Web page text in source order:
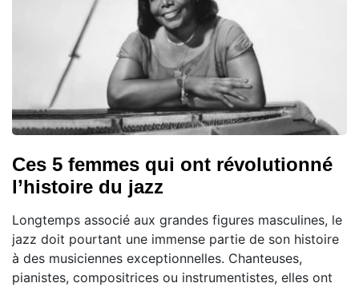
Ces 5 femmes qui ont révolutionné
l’histoire du jazz
Longtemps associé aux grandes figures masculines, le
jazz doit pourtant une immense partie de son histoire
à des musiciennes exceptionnelles. Chanteuses,
pianistes, compositrices ou instrumentistes, elles ont